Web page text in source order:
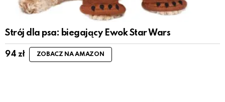
Strój dla psa: biegający Ewok Star Wars
94 zł ZOBACZ NA AMAZON